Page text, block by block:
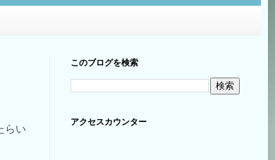
らい
このブログを検索
アクセスカウンター